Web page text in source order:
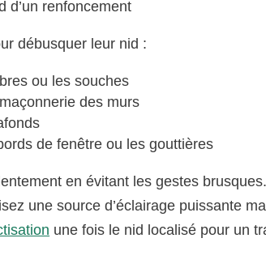
d’un renfoncement
débusquer leur nid :
ou les souches
des murs
de fenêtre ou les gouttières
en évitant les gestes
une source d’éclairage puissante
une fois le nid localisé pour un